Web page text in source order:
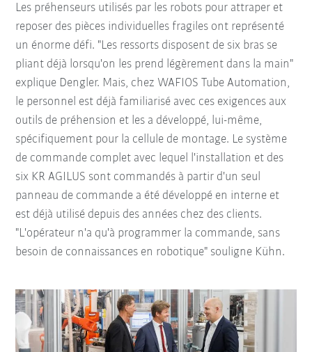
Les préhenseurs utilisés par les robots pour attraper et
reposer des pièces individuelles fragiles ont représenté
un énorme défi. "Les ressorts disposent de six bras se
pliant déjà lorsqu'on les prend légèrement dans la main"
explique Dengler. Mais, chez WAFIOS Tube Automation,
le personnel est déjà familiarisé avec ces exigences aux
outils de préhension et les a développé, lui-même,
spécifiquement pour la cellule de montage. Le système
de commande complet avec lequel l'installation et des
six KR AGILUS sont commandés à partir d'un seul
panneau de commande a été développé en interne et
est déjà utilisé depuis des années chez des clients.
"L'opérateur n'a qu'à programmer la commande, sans
besoin de connaissances en robotique" souligne Kühn.